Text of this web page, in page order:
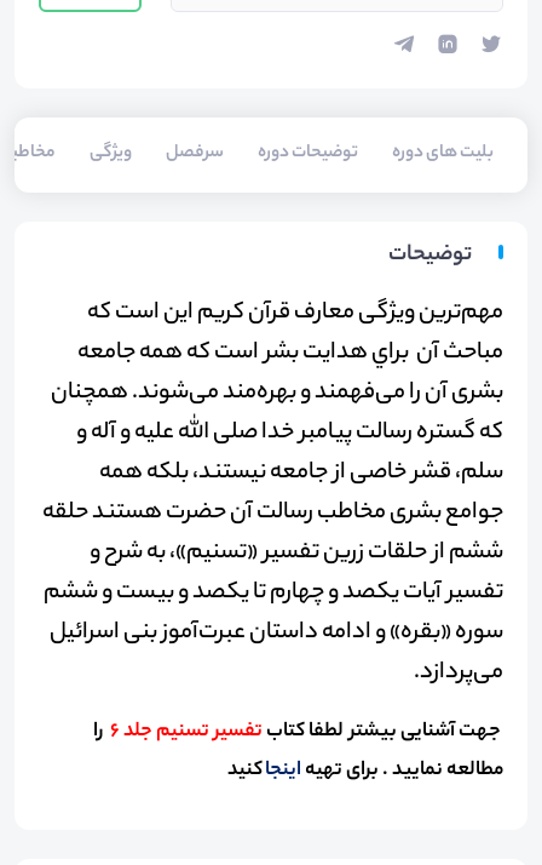
بلیت های دوره توضیحات دوره سرفصل ویژگی
توضیحات
مهم‌ترین ویژگی معارف قرآن کریم این است که
مباحث آن براي هدایت بشر است که همه جامعه
بشری آن را می‌فهمند و بهره‌مند می‌شوند. همچنان
که گستره رسالت پیامبر خدا صلی الله علیه و آله و
سلم، قشر خاصی از جامعه نیستند، بلکه همه
جوامع بشری مخاطب رسالت آن حضرت هستند حلقه
ششم از حلقات زرین تفسیر «تسنیم»، به شرح و
تفسیر آیات یكصد و چهارم تا یكصد و بیست و ششم
سوره «بقره» و ادامه داستان عبرت‌آموز بنی اسرائیل
می‌پردازد.
جهت آشنایی بیشتر لطفا کتابتفسیر تسنیم جلد 6
را
مطالعه نمایید . برای تهیهاینجاکنید